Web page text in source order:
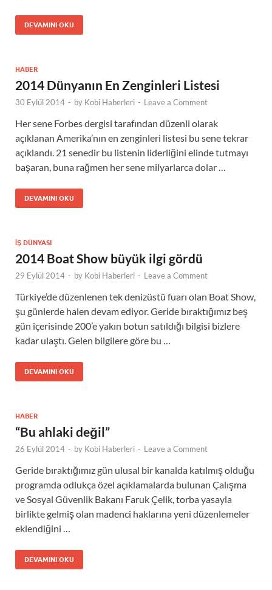
DEVAMINI OKU
HABER
2014 Dünyanın En Zenginleri Listesi
30 Eylül 2014 - by Kobi Haberleri - Leave a Comment
Her sene Forbes dergisi tarafından düzenli olarak
açıklanan Amerika’nın en zenginleri listesi bu sene tekrar
açıklandı. 21 senedir bu listenin liderliğini elinde tutmayı
başaran, buna rağmen her sene milyarlarca dolar …
DEVAMINI OKU
İŞ DÜNYASI
2014 Boat Show büyük ilgi gördü
29 Eylül 2014 - by Kobi Haberleri - Leave a Comment
Türkiye’de düzenlenen tek denizüstü fuarı olan Boat Show,
şu günlerde halen devam ediyor. Geride bıraktığımız beş
gün içerisinde 200’e yakın botun satıldığı bilgisi bizlere
kadar ulaştı. Gelen bilgilere göre bu …
DEVAMINI OKU
HABER
“Bu ahlaki değil”
26 Eylül 2014 - by Kobi Haberleri - Leave a Comment
Geride bıraktığımız gün ulusal bir kanalda katılmış olduğu
programda odlukça özel açıklamalarda bulunan Çalışma
ve Sosyal Güvenlik Bakanı Faruk Çelik, torba yasayla
birlikte gelmiş olan madenci haklarına yeni düzenlemeler
eklendiğini …
DEVAMINI OKU